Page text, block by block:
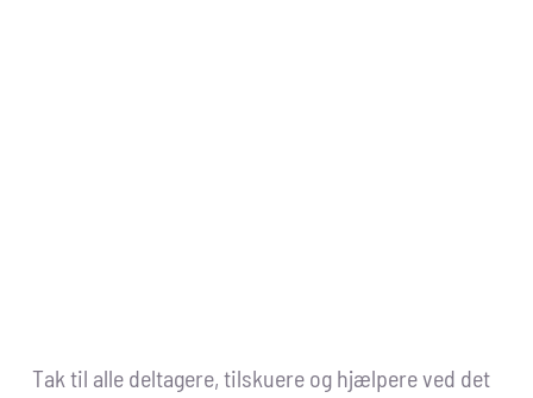
Tak til alle deltagere, tilskuere og hjælpere ved det